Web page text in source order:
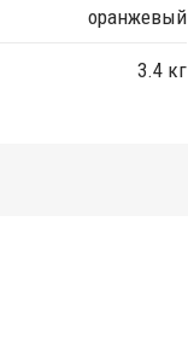
оранжевый
3.4 кг